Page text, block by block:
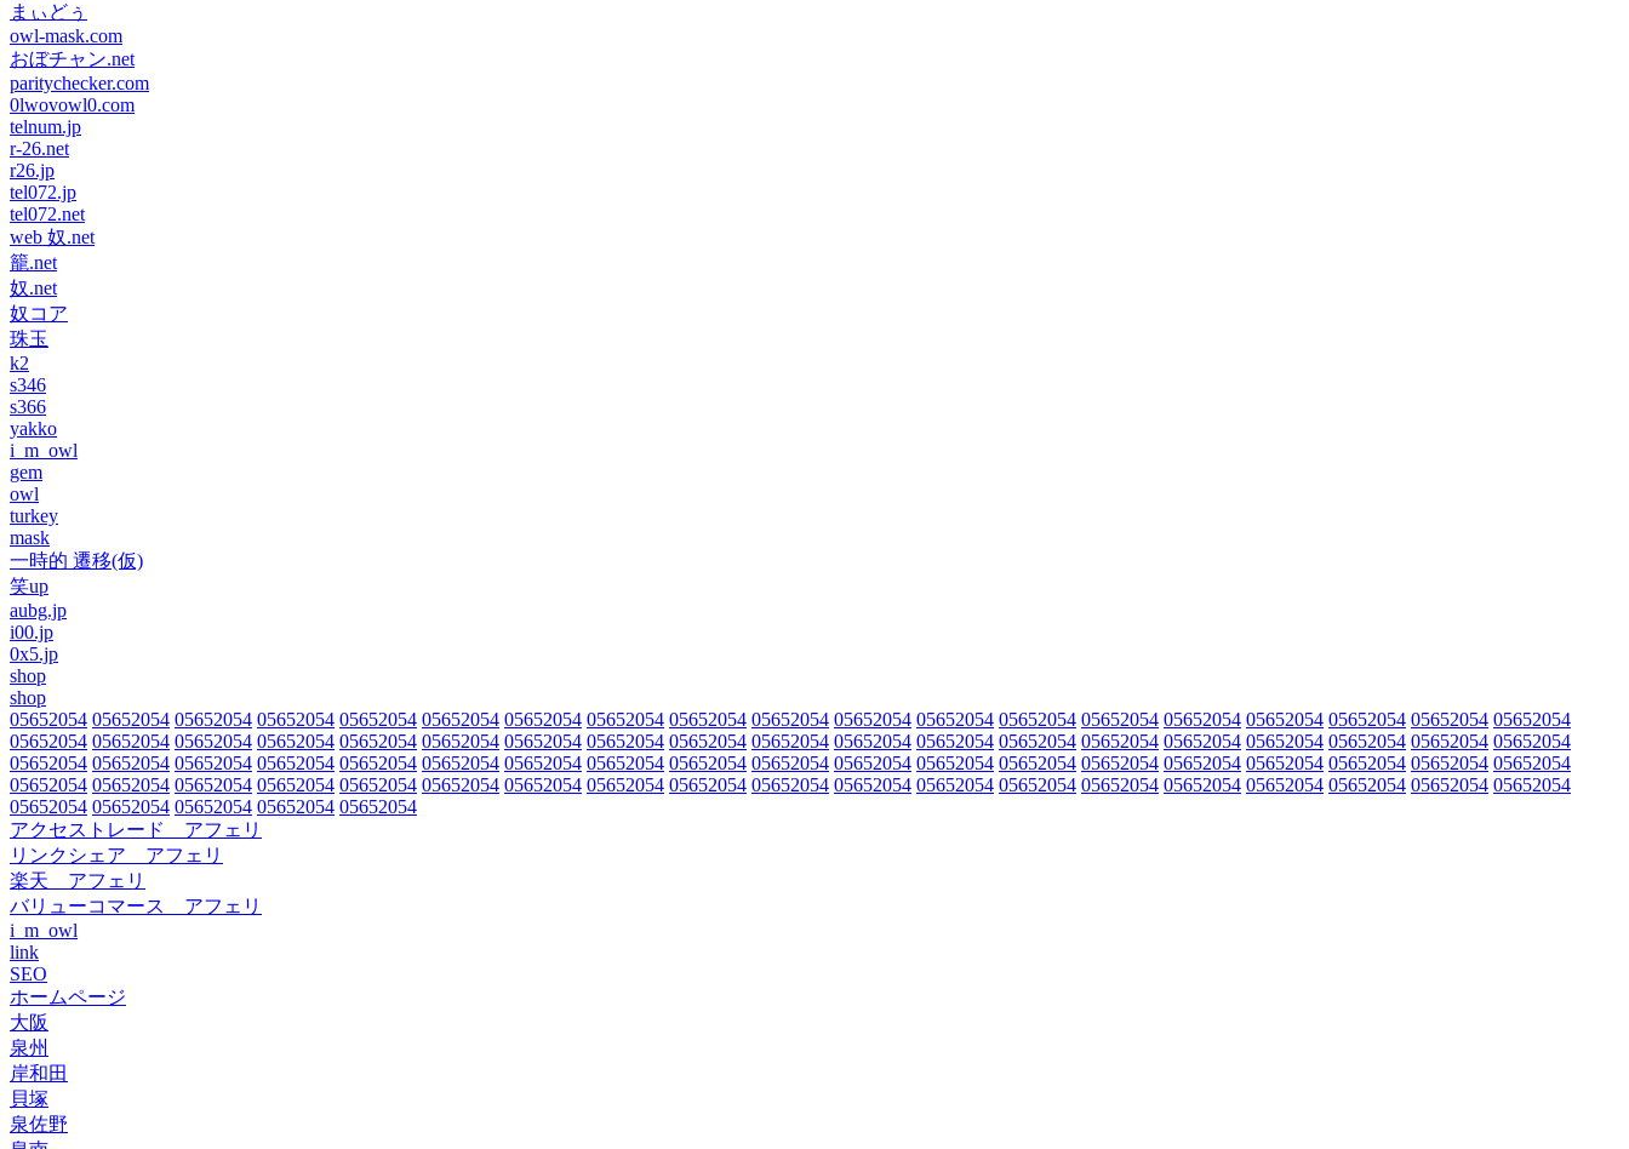
まぃどぅ
owl-mask.com
おぼチャン.net
paritychecker.com
0lwovowl0.com
telnum.jp
r-26.net
r26.jp
tel072.jp
tel072.net
web 奴.net
籠.net
奴.net
奴コア
珠玉
k2
s346
s366
yakko
i_m_owl
gem
owl
turkey
mask
一時的 遷移(仮)
笑up
aubg.jp
i00.jp
0x5.jp
shop
shop
05652054 05652054 05652054 05652054 05652054 05652054 05652054 05652054 05652054 05652054 05652054 05652054 05652054 05652054 05652054 05652054 05652054 05652054 05652054
05652054 05652054 05652054 05652054 05652054 05652054 05652054 05652054 05652054 05652054 05652054 05652054 05652054 05652054 05652054 05652054 05652054 05652054 05652054
05652054 05652054 05652054 05652054 05652054 05652054 05652054 05652054 05652054 05652054 05652054 05652054 05652054 05652054 05652054 05652054 05652054 05652054 05652054
05652054 05652054 05652054 05652054 05652054 05652054 05652054 05652054 05652054 05652054 05652054 05652054 05652054 05652054 05652054 05652054 05652054 05652054 05652054
05652054 05652054 05652054 05652054 05652054
アクセストレード アフェリ
リンクシェア アフェリ
楽天 アフェリ
バリューコマース アフェリ
i_m_owl
link
SEO
ホームページ
大阪
泉州
岸和田
貝塚
泉佐野